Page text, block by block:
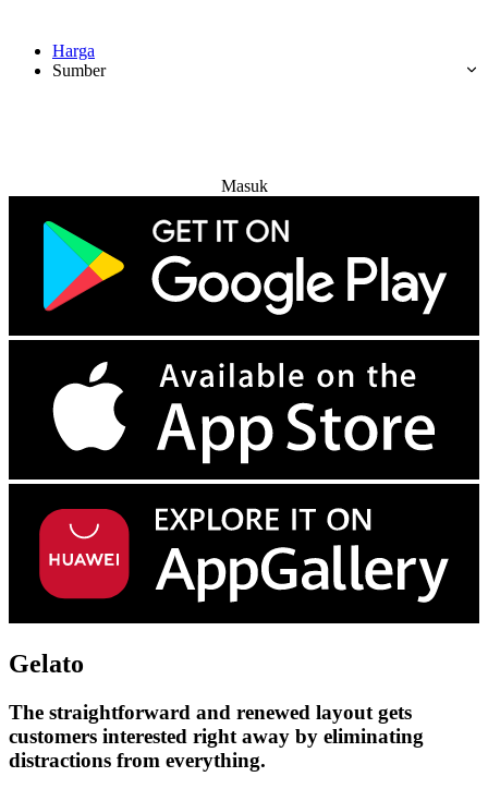
Harga
Sumber
Masuk
Gelato
The straightforward and renewed layout gets
customers interested right away by eliminating
distractions from everything.